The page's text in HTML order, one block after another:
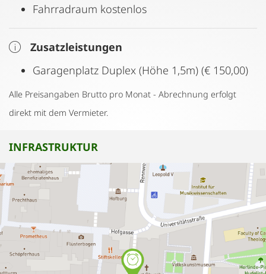
Fahrradraum kostenlos
Zusatzleistungen
Garagenplatz Duplex (Höhe 1,5m) (€ 150,00)
Alle Preisangaben Brutto pro Monat - Abrechnung erfolgt
direkt mit dem Vermieter.
INFRASTRUKTUR